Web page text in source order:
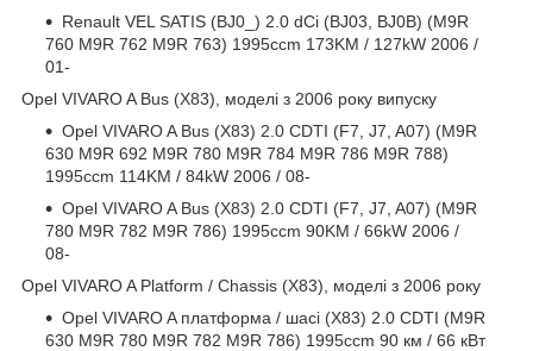
Renault VEL SATIS (BJ0_) 2.0 dCi (BJ03, BJ0B) (M9R
760 M9R 762 M9R 763) 1995ccm 173KM / 127kW 2006 /
01-
Opel VIVARO A Bus (X83), моделі з 2006 року випуску
Opel VIVARO A Bus (X83) 2.0 CDTI (F7, J7, A07) (M9R
630 M9R 692 M9R 780 M9R 784 M9R 786 M9R 788)
1995ccm 114KM / 84kW 2006 / 08-
Opel VIVARO A Bus (X83) 2.0 CDTI (F7, J7, A07) (M9R
780 M9R 782 M9R 786) 1995ccm 90KM / 66kW 2006 /
08-
Opel VIVARO A Platform / Chassis (X83), моделі з 2006 року
Opel VIVARO A платформа / шасі (X83) 2.0 CDTI (M9R
630 M9R 780 M9R 782 M9R 786) 1995ccm 90 км / 66 кВт